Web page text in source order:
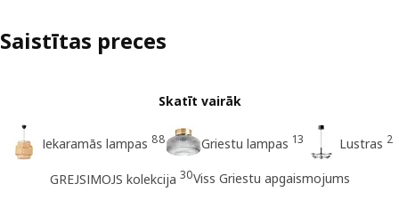
Saistītas preces
Skatīt vairāk
Iekaramās lampas 88 Griestu lampas 13 Lustras 2
GREJSIMOJS kolekcija 30Viss Griestu apgaismojums